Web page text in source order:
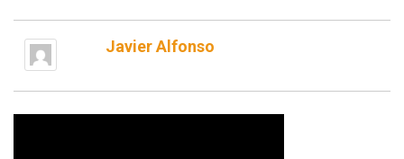
Javier Alfonso